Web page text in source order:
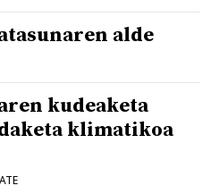
alde
kudeaketa
klimatikoa